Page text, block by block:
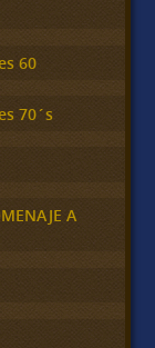
60
70´s
A